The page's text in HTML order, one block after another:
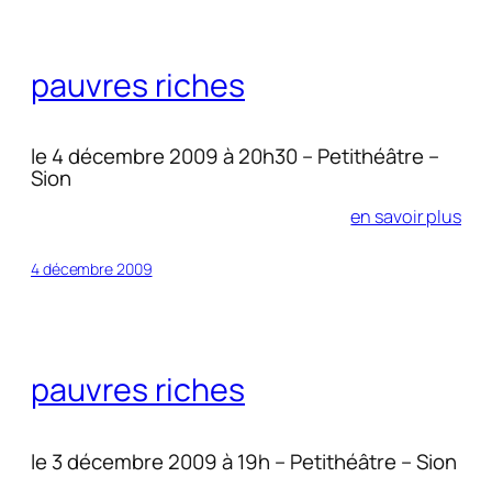
pauvres riches
le 4 décembre 2009 à 20h30 – Petithéâtre –
Sion
en savoir plus
4 décembre 2009
pauvres riches
le 3 décembre 2009 à 19h – Petithéâtre – Sion